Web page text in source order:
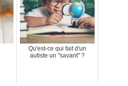
Qu'est-ce qui fait d'un
autiste un "savant" ?